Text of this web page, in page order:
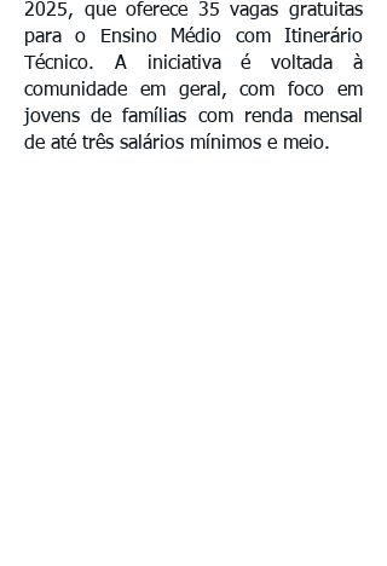
2025, que oferece 35 vagas gratuitas
para o Ensino Médio com Itinerário
Técnico. A iniciativa é voltada à
comunidade em geral, com foco em
jovens de famílias com renda mensal
de até três salários mínimos e meio.